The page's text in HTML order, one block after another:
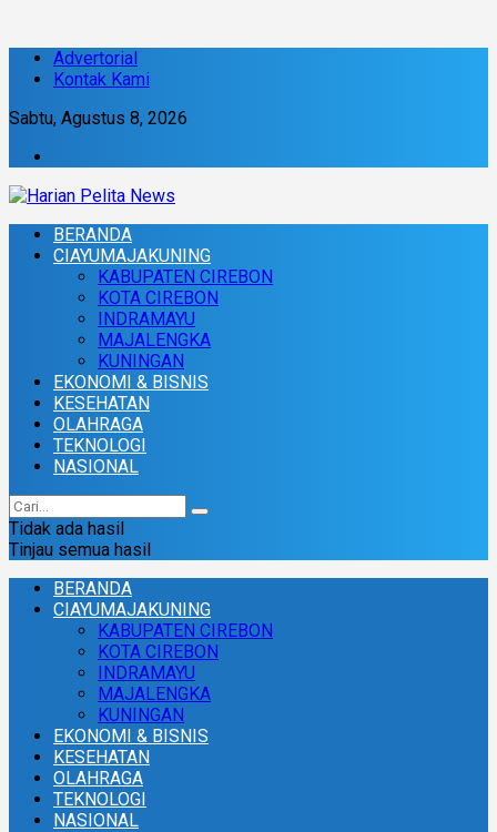
Advertorial
Kontak Kami
Sabtu, Agustus 8, 2026
BERANDA
CIAYUMAJAKUNING
KABUPATEN CIREBON
KOTA CIREBON
INDRAMAYU
MAJALENGKA
KUNINGAN
EKONOMI & BISNIS
KESEHATAN
OLAHRAGA
TEKNOLOGI
NASIONAL
Tidak ada hasil
Tinjau semua hasil
BERANDA
CIAYUMAJAKUNING
KABUPATEN CIREBON
KOTA CIREBON
INDRAMAYU
MAJALENGKA
KUNINGAN
EKONOMI & BISNIS
KESEHATAN
OLAHRAGA
TEKNOLOGI
NASIONAL